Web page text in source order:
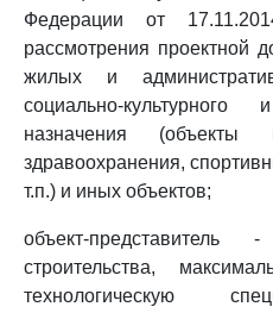
Федерации от
рассмотрения проектной
жилых и
социально-культурного
назначения (объекты
здравоохранения,
т.п.) и иных объектов;
объект-представитель
строительства,
технологическую